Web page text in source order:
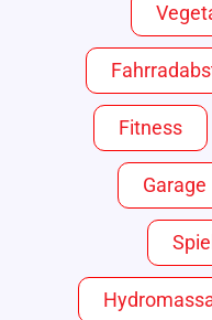
Fitness
Garage